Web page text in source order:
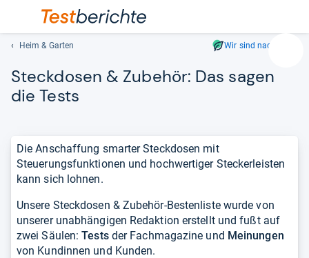
Geben
und
lassen
sich
Heim & Garten Wir sind nachhaltig
Steck­do­sen & Zube­hör: Das sagen
die Tests
Die Anschaffung smarter Steckdosen mit
Steuerungsfunktionen und hochwertiger Steckerleisten
kann sich lohnen.
Unsere Steckdosen & Zubehör-Bestenliste wurde von
unserer unabhängigen Redaktion erstellt und fußt auf
zwei Säulen:Testsder Fachmagazine und Meinungen
von Kundinnen und Kunden.